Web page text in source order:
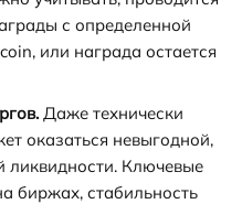
с определенной
или награда остается
Даже технически
оказаться невыгодной,
ликвидности. Ключевые
биржах, стабильность